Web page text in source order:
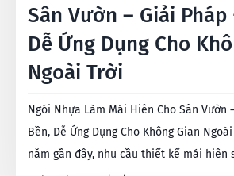
Sân Vườn – Giải
Dễ Ứng Dụng Cho
Ngoài Trời
Ngói Nhựa Làm Mái Hiên Cho Sân Vườn
Bền, Dễ Ứng Dụng Cho Không Gian